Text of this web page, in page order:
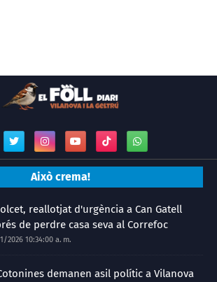
Això crema!
reallotjat d'urgència a Can Gatell
de perdre casa seva al Correfoc
2026 10:34:00 a. m.
demanen asil polític a Vilanova